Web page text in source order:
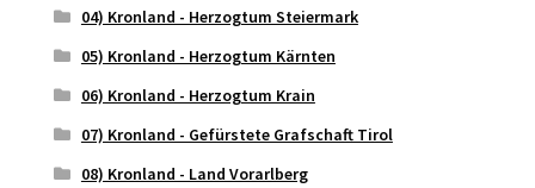
04) Kronland - Herzogtum Steiermark
05) Kronland - Herzogtum Kärnten
06) Kronland - Herzogtum Krain
07) Kronland - Gefürstete Grafschaft Tirol
08) Kronland - Land Vorarlberg